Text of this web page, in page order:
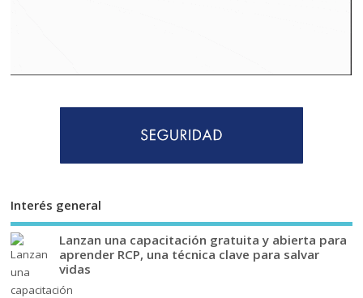
Interés general
Lanzan una capacitación gratuita y abierta para
aprender RCP, una técnica clave para salvar
vidas